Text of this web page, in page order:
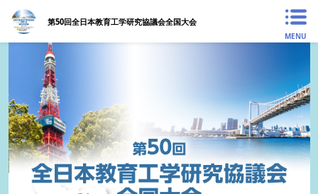
第50回全日本教育工学研究協議会全国大会
MENU